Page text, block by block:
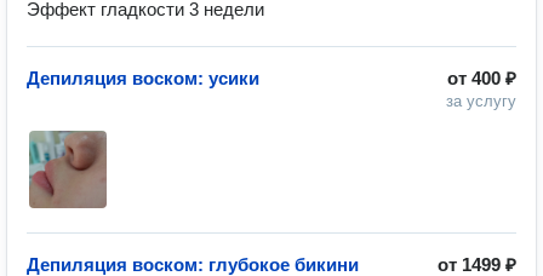
Эффект гладкости 3 недели
от 400 ₽
за услугу
Депиляция воском: усики
от 1499 ₽
Депиляция воском: глубокое бикини